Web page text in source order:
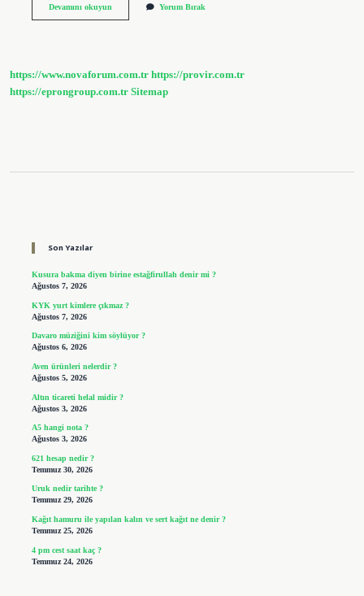
Devamını okuyunKalın
Yorum Bırak
https://www.novaforum.com.tr https://provir.com.tr
https://eprongroup.com.tr Sitemap
Son Yazılar
Kusura bakma diyen birine estağfirullah denir mi ?
Ağustos 7, 2026
KYK yurt kimlere çıkmaz ?
Ağustos 7, 2026
Davaro müziğini kim söylüyor ?
Ağustos 6, 2026
Aven ürünleri nelerdir ?
Ağustos 5, 2026
Altın ticareti helal midir ?
Ağustos 3, 2026
A5 hangi nota ?
Ağustos 3, 2026
621 hesap nedir ?
Temmuz 30, 2026
Uruk nedir tarihte ?
Temmuz 29, 2026
Kağıt hamuru ile yapılan kalın ve sert kağıt ne denir ?
Temmuz 25, 2026
4 pm cest saat kaç ?
Temmuz 24, 2026